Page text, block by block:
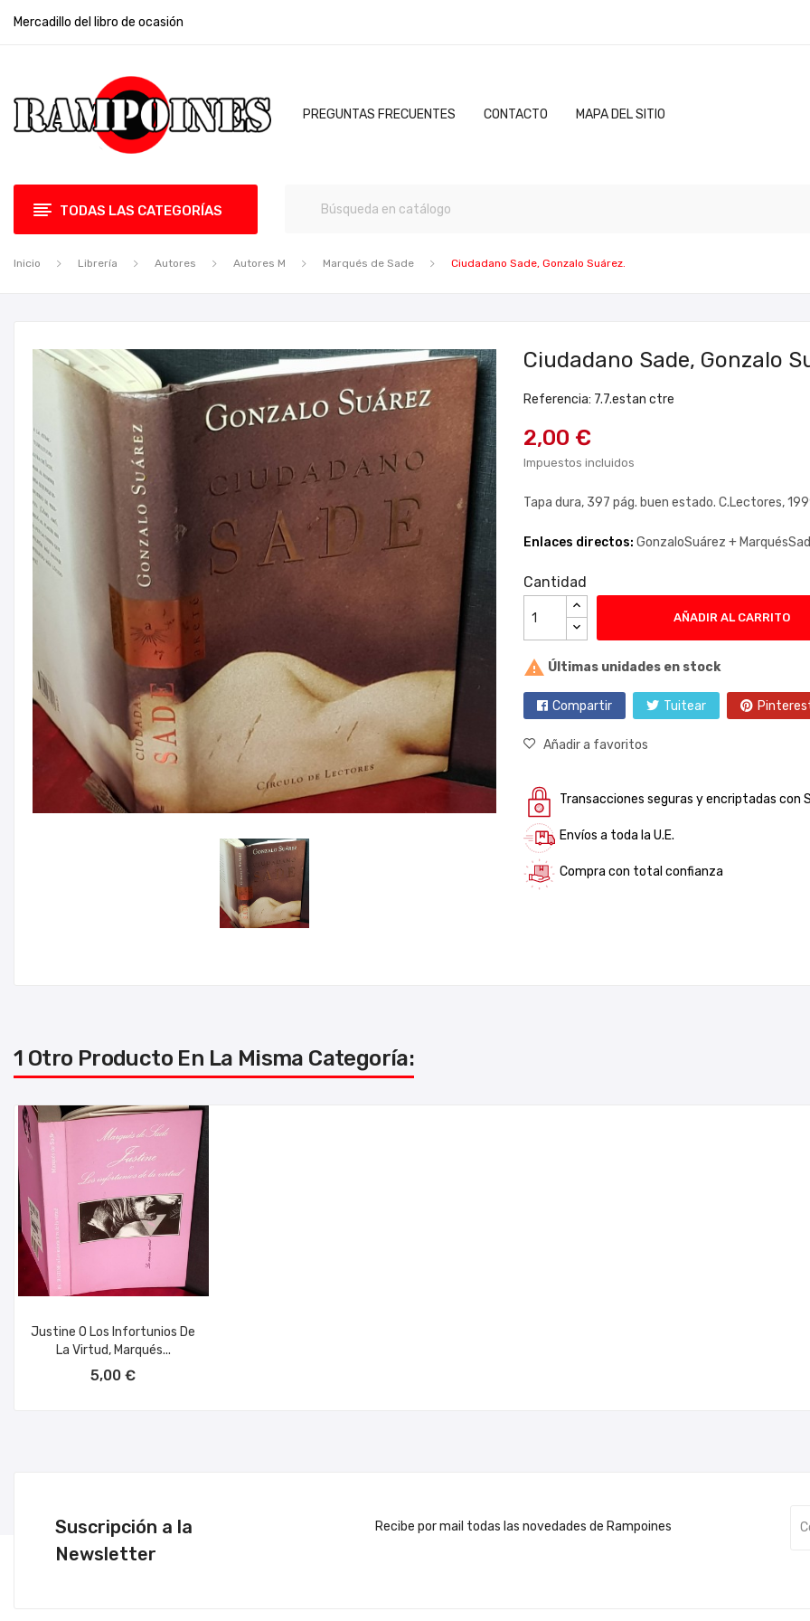
Mercadillo del libro de ocasión
PREGUNTAS FRECUENTES CONTACTO MAPA DEL SITIO
TODAS LAS CATEGORÍAS
Inicio Librería Autores Autores M Marqués de Sade Ciudadano Sade, Gonzalo Suárez.
Ciudadano Sade, Gonzalo
Referencia: 7.7.estan ctre
2,00 €
Impuestos incluidos
Tapa dura, 397 pág. buen estado. C.Lectores,
Enlaces directos: GonzaloSuárez +
Cantidad
AÑADIR AL CARRITO
 Últimas unidades en stock
Compartir Tuitear
Añadir a favoritos
Transacciones seguras y encriptadas con
Envíos a toda la U.E.
Compra con total confianza
1 Otro Producto En La Misma Categoría:
Justine O Los Infortunios De
La Virtud, Marqués...
5,00 €
Suscripción a la
Newsletter
Recibe por mail todas las novedades de Rampoines